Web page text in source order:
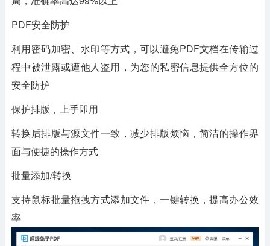
PDF安全防护
利用密码加密、水印等方式，可以避免PDF文档在传输过
程中被泄露或遭他人盗用，为您的私密信息提供全方位的
安全防护
保护排版，上手即用
转换后排版与源文件一致，减少排版烦恼，简洁的操作界
面与便捷的操作方式
批量添加/转换
支持鼠标批量拖拽方式添加文件，一键转换，提高办公效
率